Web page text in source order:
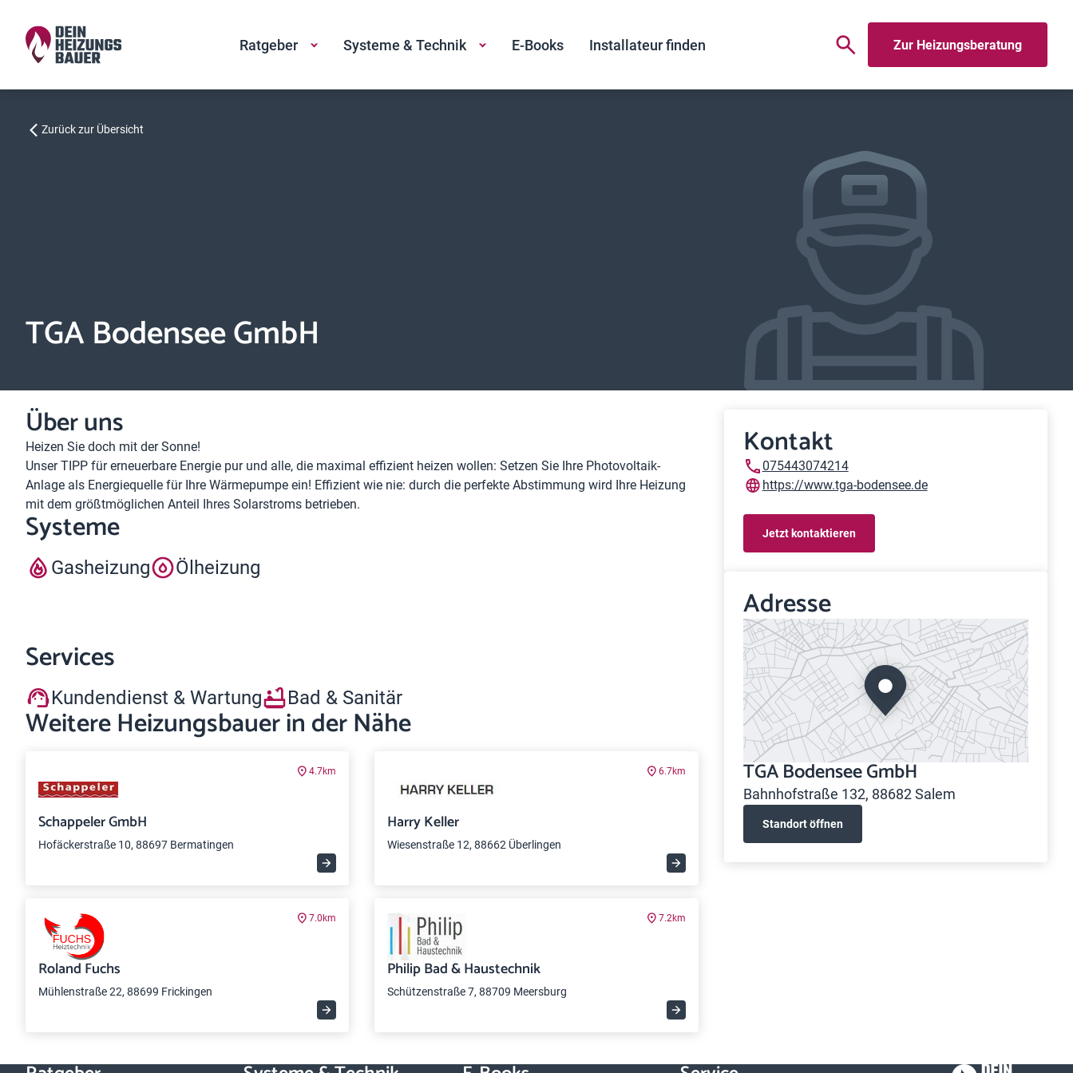
Ratgeber Systeme & Technik E-Books Installateur finden Zur Heizungsberatung
Zurück zur Übersicht
TGA Bodensee GmbH
Über uns
Heizen Sie doch mit der Sonne!
Unser TIPP für erneuerbare Energie pur und alle, die maximal effizient heizen wollen: Setzen Sie Ihre Photovoltaik-
Anlage als Energiequelle für Ihre Wärmepumpe ein! Effizient wie nie: durch die perfekte Abstimmung wird Ihre Heizung
mit dem größtmöglichen Anteil Ihres Solarstroms betrieben.
Systeme
Gasheizung Ölheizung
Services
Kundendienst & Wartung Bad & Sanitär
Weitere Heizungsbauer in der Nähe
4.7km
Schappeler GmbH
Hofäckerstraße 10, 88697 Bermatingen
6.7km
Harry Keller
Wiesenstraße 12, 88662 Überlingen
7.0km
Roland Fuchs
Mühlenstraße 22, 88699 Frickingen
7.2km
Philip Bad & Haustechnik
Schützenstraße 7, 88709 Meersburg
Kontakt
075443074214
https://www.tga-bodensee.de
Jetzt kontaktieren
Adresse
TGA Bodensee GmbH
Bahnhofstraße 132, 88682 Salem
Standort öffnen